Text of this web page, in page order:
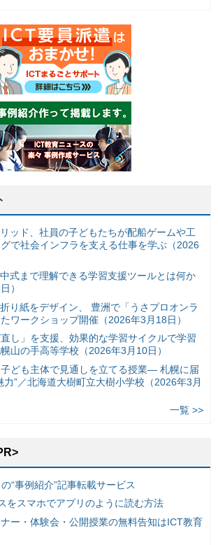
ッド、社員の子どもたちが配船ゲームや工
で社会インフラを支える仕事を学ぶ（2026
中式まで理解できる学習支援ツールとは何か
）
り紙をデザイン、 豊洲で「うさプロオンラ
ワークショップ開催（2026年3月18日）
し」を支援、効果的な学習サイクルで学習
山の手高等学校（2026年3月10日）
ども主体で見通しを立てる授業— 札幌に届
力”／北海道大樹町立大樹小学校（2026年3月
一覧 >>
“事例紹介”記事転載サービス
をスマホでアプリのように読む方法
ー・体験会・公開授業の無料告知はICT教育